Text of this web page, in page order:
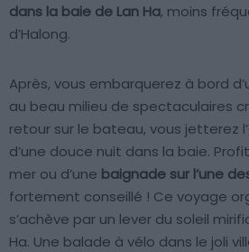
dans la baie de Lan Ha, moins
d’Halong.
Après, vous embarquerez à bord
au beau milieu de spectaculaires
retour sur le bateau, vous jetterez
d’une douce nuit dans la baie.
mer ou d’une baignade sur l’une
fortement conseillé ! Ce voyage
s’achève par un lever du soleil
Ha. Une balade à vélo dans le joli